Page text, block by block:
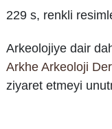
229 s, renkli
Arkeolojiye dair
Arkhe Arkeoloji
ziyaret etmeyi